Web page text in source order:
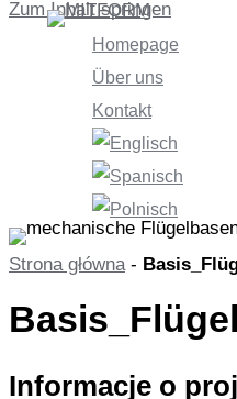
Zum Inhalt springen
Homepage
Über uns
Kontakt
Strona główna-
Informacje o